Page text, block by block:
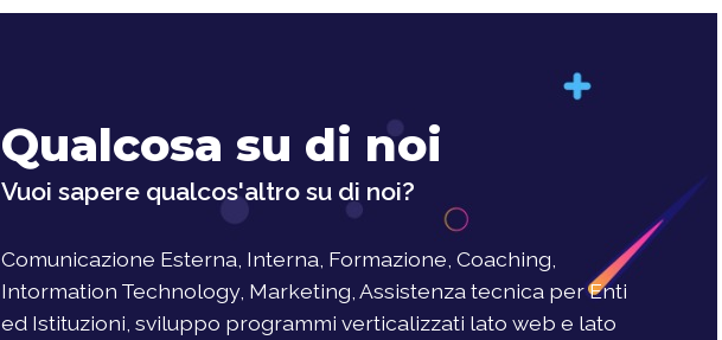
Qualcosa su di noi
Vuoi sapere qualcos'altro su di noi?
Comunicazione Esterna, Interna, Formazione, Coaching,
Intormation Technology, Marketing, Assistenza tecnica per Enti
ed Istituzioni, sviluppo programmi verticalizzati lato web e lato